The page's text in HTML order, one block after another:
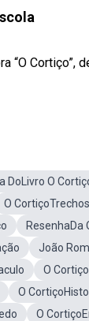
“O Cortiço”,
DoLivro O
O CortiçoTrechos
ResenhaDa
João
O
O
O